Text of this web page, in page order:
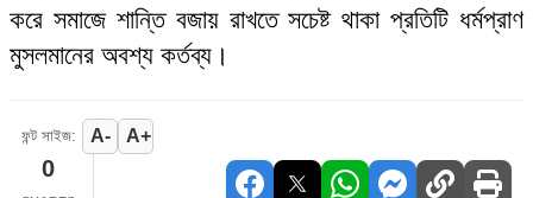
করে সমাজে শান্তি বজায় রাখতে সচেষ্ট থাকা প্রতিটি ধর্মপ্রাণ
মুসলমানের অবশ্য কর্তব্য।
ফন্ট সাইজ: A- A+
0